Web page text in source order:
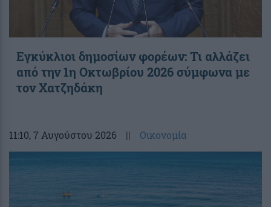
Εγκύκλιοι δημοσίων φορέων: Τι αλλάζει
από την 1η Οκτωβρίου 2026 σύμφωνα με
τον Χατζηδάκη
11:10, 7 Αυγούστου 2026 || Οικονομία